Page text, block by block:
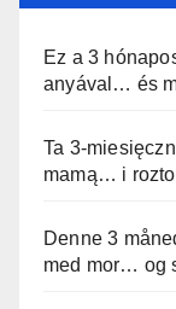
Ez a 3
anyával… és
Ta 3-
mamą… i
Denne 3
med mor… og